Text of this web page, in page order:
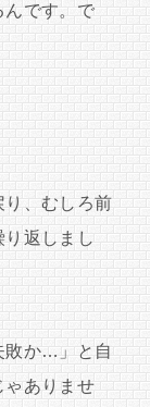
です。で
、むしろ前
返しまし
敗か…」と自
ゃありませ